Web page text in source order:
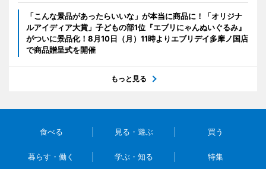
「こんな景品があったらいいな」が本当に商品に！「オリジナ
ルアイディア大賞」子どもの部1位『エブリにゃんぬいぐるみ』
がついに景品化！8月10日（月）11時よりエブリデイ多摩ノ国店
で商品贈呈式を開催
もっと見る
食べる 見る・遊ぶ 買う
暮らす・働く 学ぶ・知る 特集